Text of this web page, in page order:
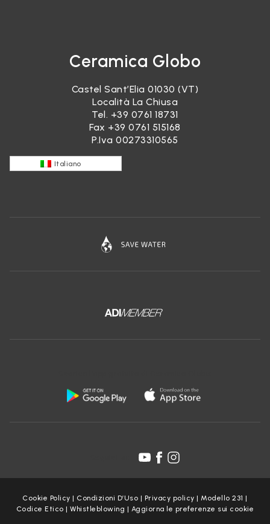
Ceramica Globo
Castel Sant’Elia 01030 (VT)
Località La Chiusa
Tel. +39 0761 18731
Fax +39 0761 515168
P.Iva 00273310565
Italiano
Cookie Policy | Condizioni D’Uso | Privacy policy |Modello 231 |
Codice Etico |Whistleblowing | Aggiorna le preferenze sui cookie